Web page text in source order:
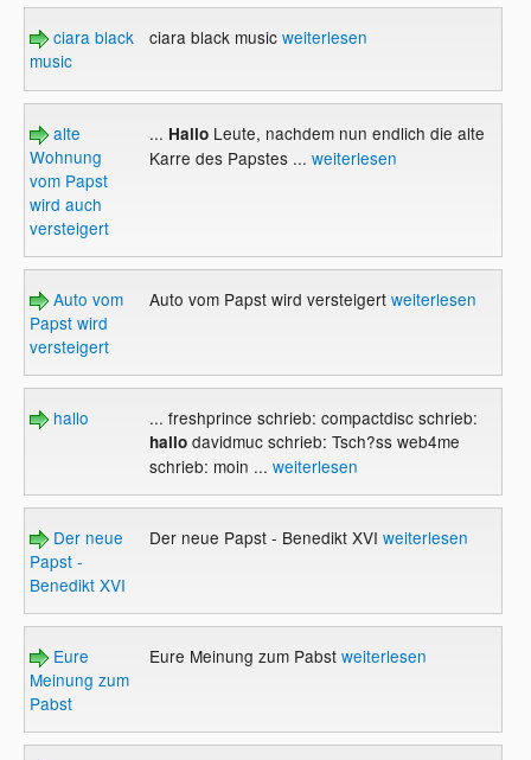
ciara black
music
ciara black music weiterlesen
alte
Wohnung
vom Papst
wird auch
versteigert
... HalloLeute, nachdem nun endlich die alte
Karre des Papstes ... weiterlesen
Auto vom
Papst wird
versteigert
Auto vom Papst wird versteigert weiterlesen
hallo ... freshprince schrieb: compactdisc schrieb:
hallodavidmuc schrieb: Tsch?ss web4me
schrieb: moin ... weiterlesen
Der neue
Papst -
Benedikt XVI
Der neue Papst - Benedikt XVI weiterlesen
Eure
Meinung zum
Pabst
Eure Meinung zum Pabst weiterlesen